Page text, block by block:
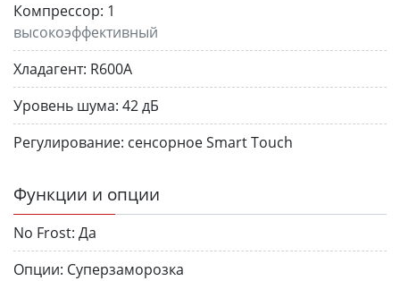
Компрессор: 1
высокоэффективный
Хладагент: R600A
Уровень шума: 42 дБ
Регулирование: сенсорное Smart Touch
Функции и опции
No Frost: Да
Опции: Суперзаморозка